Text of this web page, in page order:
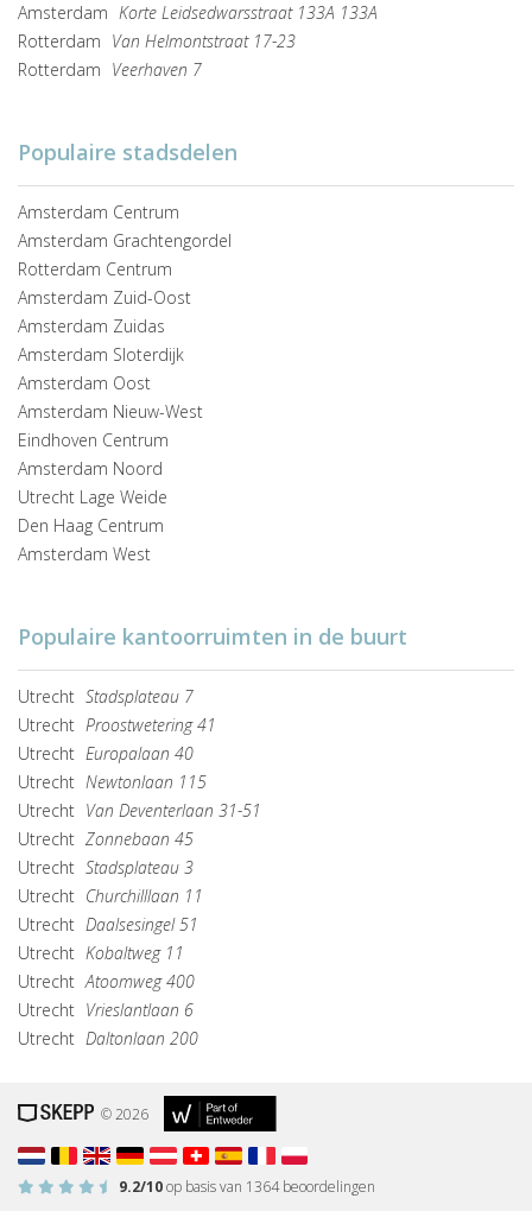
Amsterdam Korte Leidsedwarsstraat 133A 133A
Rotterdam Van Helmontstraat 17-23
Rotterdam Veerhaven 7
Populaire stadsdelen
Amsterdam Centrum
Amsterdam Grachtengordel
Rotterdam Centrum
Amsterdam Zuid-Oost
Amsterdam Zuidas
Amsterdam Sloterdijk
Amsterdam Oost
Amsterdam Nieuw-West
Eindhoven Centrum
Amsterdam Noord
Utrecht Lage Weide
Den Haag Centrum
Amsterdam West
Populaire kantoorruimten in de buurt
Utrecht Stadsplateau 7
Utrecht Proostwetering 41
Utrecht Europalaan 40
Utrecht Newtonlaan 115
Utrecht Van Deventerlaan 31-51
Utrecht Zonnebaan 45
Utrecht Stadsplateau 3
Utrecht Churchilllaan 11
Utrecht Daalsesingel 51
Utrecht Kobaltweg 11
Utrecht Atoomweg 400
Utrecht Vrieslantlaan 6
Utrecht Daltonlaan 200
© 2026
9.2/10op basis van 1364beoordelingen